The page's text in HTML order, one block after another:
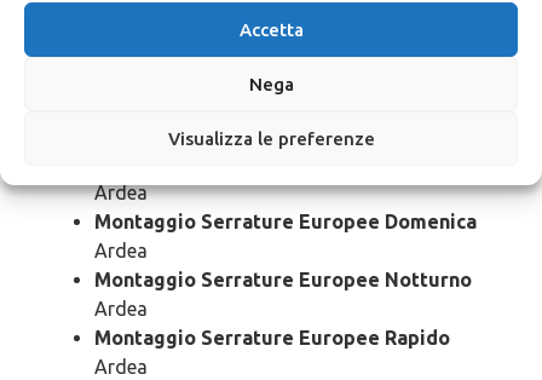
Accetta
Nega
Visualizza le preferenze
Montaggio Serrature Europee Urgente
Montaggio Serrature Europee 24 Ore
Ardea
Montaggio Serrature Europee Domenica
Ardea
Montaggio Serrature Europee Notturno
Ardea
Montaggio Serrature Europee Rapido
Ardea